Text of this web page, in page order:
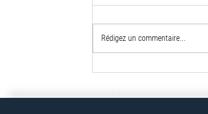
partenariat YS
Rédigez un commentaire...